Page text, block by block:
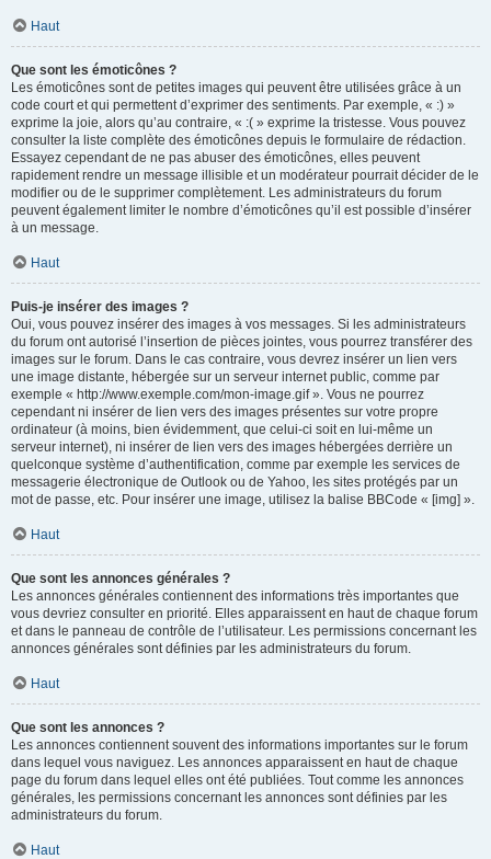
Haut
Que sont les émoticônes ?
Les émoticônes sont de petites images qui peuvent être utilisées grâce à un
code court et qui permettent d’exprimer des sentiments. Par exemple, « :) »
exprime la joie, alors qu’au contraire, « :( » exprime la tristesse. Vous pouvez
consulter la liste complète des émoticônes depuis le formulaire de rédaction.
Essayez cependant de ne pas abuser des émoticônes, elles peuvent
rapidement rendre un message illisible et un modérateur pourrait décider de le
modifier ou de le supprimer complètement. Les administrateurs du forum
peuvent également limiter le nombre d’émoticônes qu’il est possible d’insérer
à un message.
Haut
Puis-je insérer des images ?
Oui, vous pouvez insérer des images à vos messages. Si les administrateurs
du forum ont autorisé l’insertion de pièces jointes, vous pourrez transférer des
images sur le forum. Dans le cas contraire, vous devrez insérer un lien vers
une image distante, hébergée sur un serveur internet public, comme par
exemple « http://www.exemple.com/mon-image.gif ». Vous ne pourrez
cependant ni insérer de lien vers des images présentes sur votre propre
ordinateur (à moins, bien évidemment, que celui-ci soit en lui-même un
serveur internet), ni insérer de lien vers des images hébergées derrière un
quelconque système d’authentification, comme par exemple les services de
messagerie électronique de Outlook ou de Yahoo, les sites protégés par un
mot de passe, etc. Pour insérer une image, utilisez la balise BBCode « [img] ».
Haut
Que sont les annonces générales ?
Les annonces générales contiennent des informations très importantes que
vous devriez consulter en priorité. Elles apparaissent en haut de chaque forum
et dans le panneau de contrôle de l’utilisateur. Les permissions concernant les
annonces générales sont définies par les administrateurs du forum.
Haut
Que sont les annonces ?
Les annonces contiennent souvent des informations importantes sur le forum
dans lequel vous naviguez. Les annonces apparaissent en haut de chaque
page du forum dans lequel elles ont été publiées. Tout comme les annonces
générales, les permissions concernant les annonces sont définies par les
administrateurs du forum.
Haut